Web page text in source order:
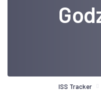
ISS Tracker